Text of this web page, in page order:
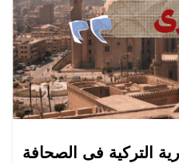
التركية فى الصحافة